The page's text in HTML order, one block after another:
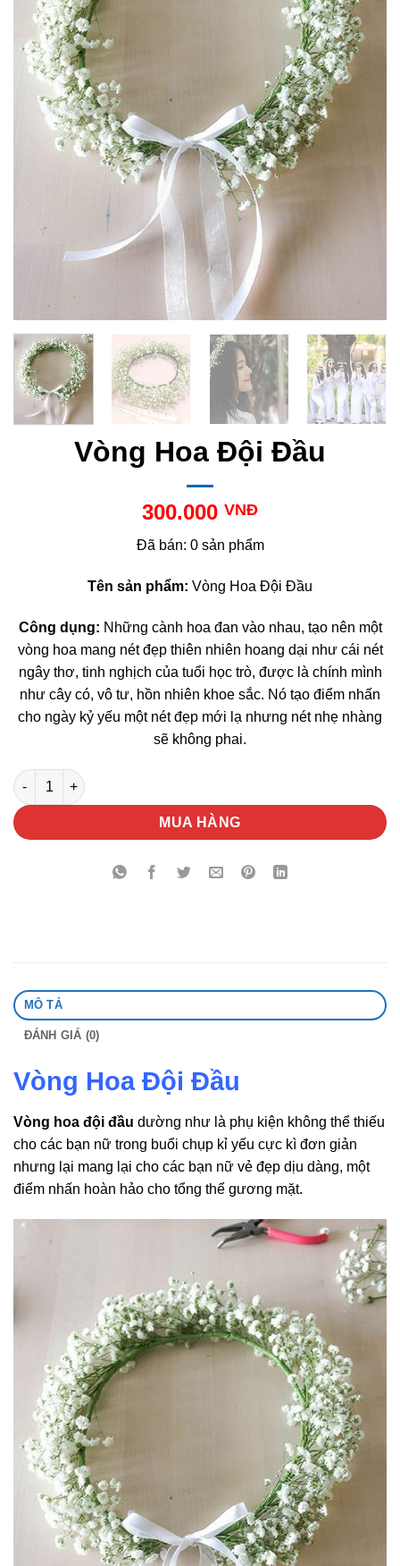
Vòng Hoa Đội Đầu
300.000 VNĐ
Đã bán: 0 sản phẩm
Tên sản phẩm: Vòng Hoa Đội Đầu
Công dụng: Những cành hoa đan vào nhau, tạo nên một
vòng hoa mang nét đẹp thiên nhiên hoang dại như cái nét
ngây thơ, tinh nghịch của tuổi học trò, được là chính mình
như cây có, vô tư, hồn nhiên khoe sắc. Nó tạo điểm nhấn
cho ngày kỷ yếu một nét đẹp mới lạ nhưng nét nhẹ nhàng
sẽ không phai.
Vòng Hoa Đội Đầu số lượng
MUA HÀNG
MÔ TẢ
ĐÁNH GIÁ (0)
Vòng Hoa Đội Đầu
Vòng hoa đội đầu dường như là phụ kiện không thể thiếu
cho các bạn nữ trong buổi chụp kỉ yếu cực kì đơn giản
nhưng lại mang lại cho các bạn nữ vẻ đẹp dịu dàng, một
điểm nhấn hoàn hảo cho tổng thể gương mặt.